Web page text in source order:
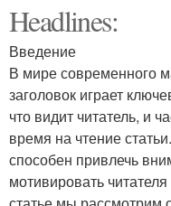
Headlines:
Введение
В мире современного
заголовок играет
что видит читатель, и
время на чтение
способен привлечь
мотивировать